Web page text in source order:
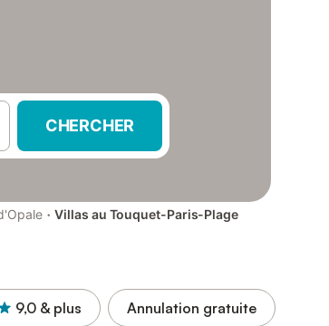
CHERCHER
· Villas au Touquet-Paris-Plage
9,0 & plus Annulation gratuite